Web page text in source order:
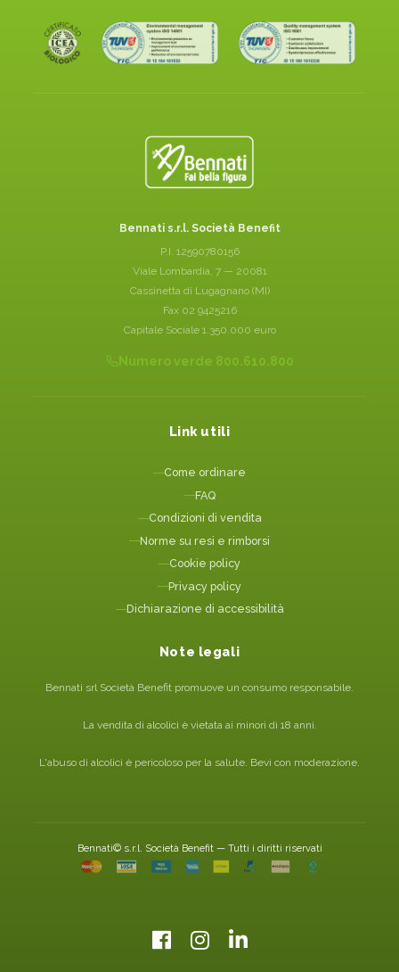
Bennati s.r.l. Società Benefit
P.I. 12590780156
Viale Lombardia, 7 — 20081
Cassinetta di Lugagnano (MI)
Fax 02 9425216
Capitale Sociale 1.350.000 euro
Numero verde 800.610.800
Link utili
Come ordinare
FAQ
Condizioni di vendita
Norme su resi e rimborsi
Cookie policy
Privacy policy
Dichiarazione di accessibilità
Note legali
Bennati srl Società Benefit promuove un consumo responsabile.
La vendita di alcolici è vietata ai minori di 18 anni.
L'abuso di alcolici è pericoloso per la salute. Bevi con moderazione.
Bennati© s.r.l. Società Benefit — Tutti i diritti riservati